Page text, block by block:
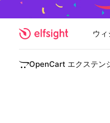
ウィ
OpenCart エクステン